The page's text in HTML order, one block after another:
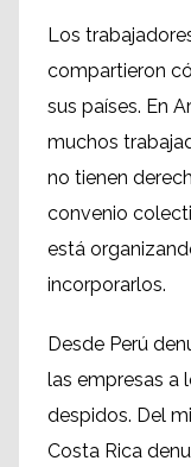
Los
compartieron
sus países. En
muchos
no tienen
convenio
está
incorporarlos.
Desde Perú
las empresas a
despidos. Del
Costa Rica